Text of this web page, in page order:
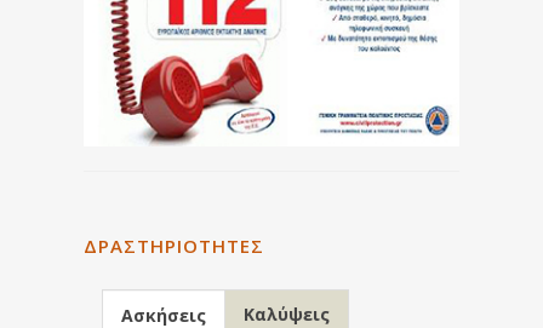
ΔΡΑΣΤΗΡΙΌΤΗΤΕΣ
Ασκήσεις Καλύψεις